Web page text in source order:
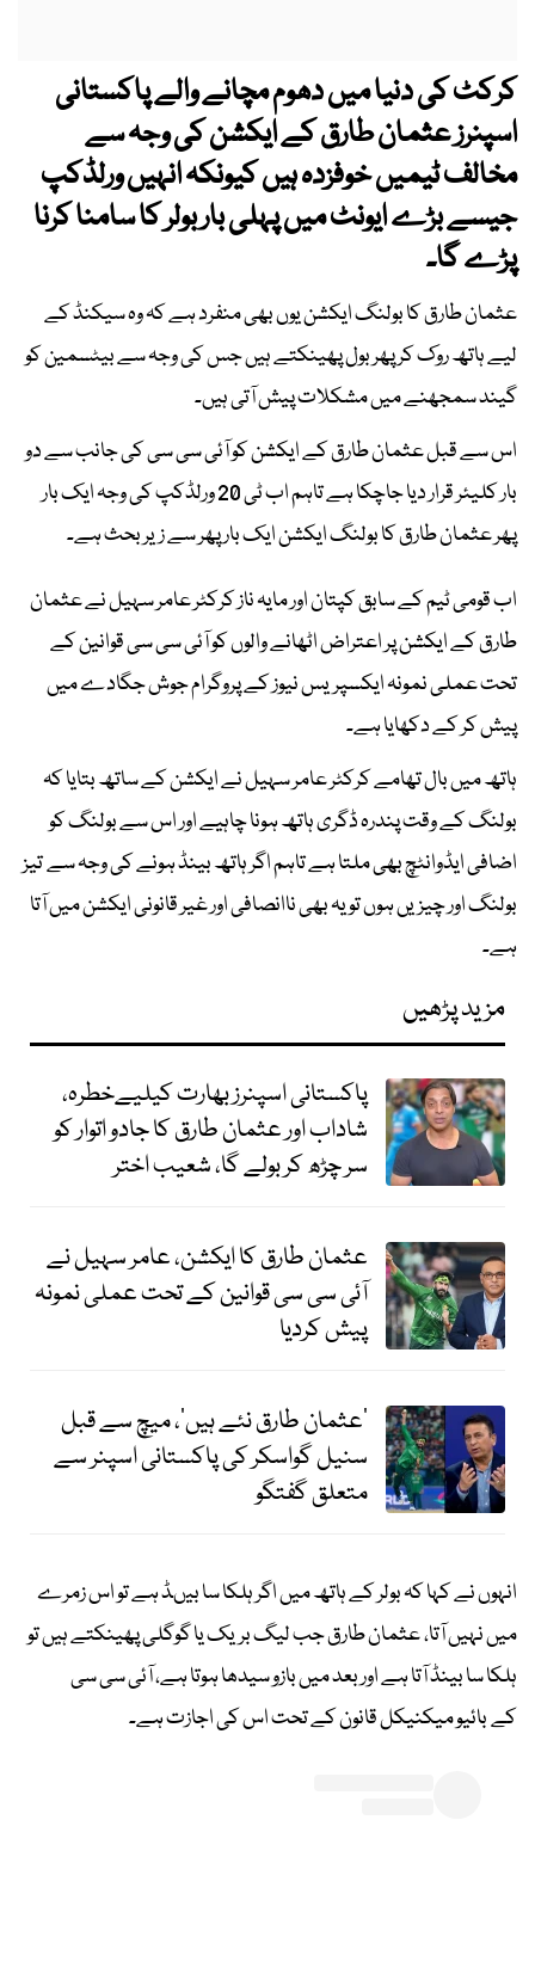
کرکٹ کی دنیا میں دھوم مچانے والے پاکستانی
اسپنرز عثمان طارق کے ایکشن کی وجہ سے
مخالف ٹیمیں خوفزدہ ہیں کیونکہ انہیں ورلڈکپ
جیسے بڑے ایونٹ میں پہلی بار بولر کا سامنا کرنا
پڑے گا۔
عثمان طارق کا بولنگ ایکشن یوں بھی منفرد ہے کہ وہ سیکنڈ کے
لیے ہاتھ روک کر پھر بول پھینکتے ہیں جس کی وجہ سے بیٹسمین کو
گیند سمجھنے میں مشکلات پیش آتی ہیں۔
اس سے قبل عثمان طارق کے ایکشن کو آئی سی سی کی جانب سے دو
بار کلیئر قرار دیا جاچکا ہے تاہم اب ٹی 20 ورلڈکپ کی وجہ ایک بار
پھر عثمان طارق کا بولنگ ایکشن ایک بار پھر سے زیر بحث ہے۔
اب قومی ٹیم کے سابق کپتان اور مایہ ناز کرکٹر عامر سہیل نے عثمان
طارق کے ایکشن پر اعتراض اٹھانے والوں کو آئی سی سی قوانین کے
تحت عملی نمونہ ایکسپریس نیوز کے پروگرام جوش جگادے میں
پیش کر کے دکھایا ہے۔
ہاتھ میں بال تھامے کرکٹر عامر سہیل نے ایکشن کے ساتھ بتایا کہ
بولنگ کے وقت پندرہ ڈگری ہاتھ ہونا چاہیے اور اس سے بولنگ کو
اضافی ایڈوانٹچ بھی ملتا ہے تاہم اگر ہاتھ بینڈ ہونے کی وجہ سے تیز
بولنگ اور چیزیں ہوں تو یہ بھی ناانصافی اور غیر قانونی ایکشن میں آتا
ہے۔
مزید پڑھیں
پاکستانی اسپنرز بھارت کیلیےخطرہ،
شاداب اور عثمان طارق کا جادو اتوار کو
سر چڑھ کر بولے گا، شعیب اختر
عثمان طارق کا ایکشن، عامر سہیل نے
آئی سی سی قوانین کے تحت عملی نمونہ
پیش کردیا
’عثمان طارق نئے ہیں‘، میچ سے قبل
سنیل گواسکر کی پاکستانی اسپنر سے
متعلق گفتگو
انہوں نے کہا کہ بولر کے ہاتھ میں اگر ہلکا سا بیںڈ ہے تو اس زمرے
میں نہیں آتا، عثمان طارق جب لیگ بریک یا گوگلی پھینکتے ہیں تو
ہلکا سا بینڈ آتا ہے اور بعد میں بازو سیدھا ہوتا ہے، آئی سی سی
کے بائیو میکنیکل قانون کے تحت اس کی اجازت ہے۔